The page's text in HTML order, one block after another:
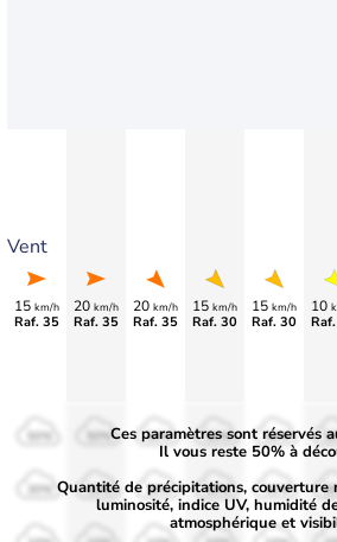
Vent
15 km/h
Raf. 35
20 km/h
Raf. 35
20 km/h
Raf. 35
15 km/h
Raf. 30
15 km/h
Raf. 30
10
50%
30%
50%
30%
50%
30%
50%
30%
50%
30%
Ces paramètres sont réservés
Il vous reste 50% à
Quantité de précipitations, couverture
luminosité, indice UV, humidité
atmosphérique et